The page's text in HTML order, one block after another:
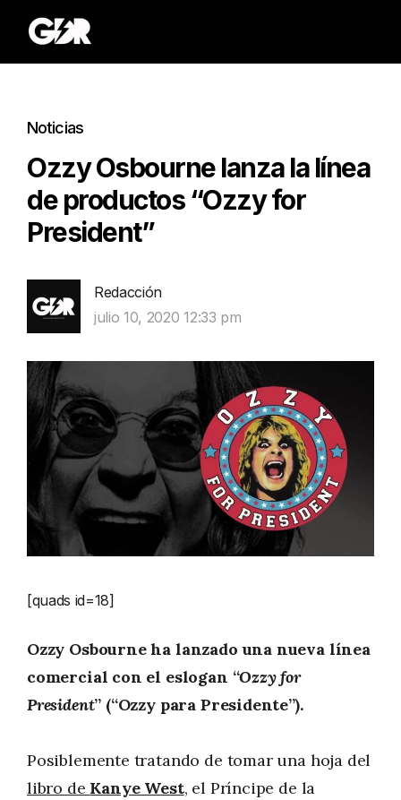
Noticias
Ozzy Osbourne lanza la línea
de productos “Ozzy for
President”
Redacción
julio 10, 2020 12:33 pm
[quads id=18]
Ozzy Osbourne ha lanzado una nueva línea
comercial con el eslogan “Ozzy for
President” (“Ozzy para Presidente”).
Posiblemente tratando de tomar una hoja del
libro de Kanye West, el Príncipe de la